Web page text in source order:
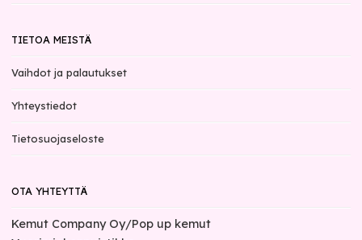
TIETOA MEISTÄ
Vaihdot ja palautukset
Yhteystiedot
Tietosuojaseloste
OTA YHTEYTTÄ
Kemut Company Oy/Pop up kemut